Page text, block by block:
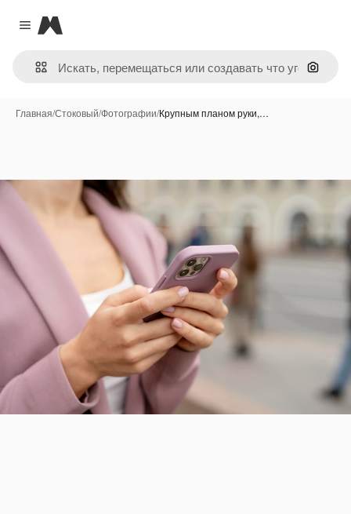
Close menu
Magnific
Поиск
Главная/Стоковый/Фотографии/Крупным планом руки,…